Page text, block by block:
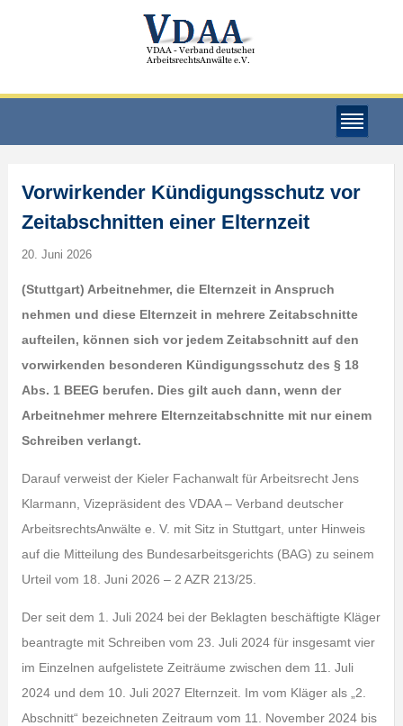
Vorwirkender Kündigungsschutz vor
Zeitabschnitten einer Elternzeit
20. Juni 2026
(Stuttgart) Arbeitnehmer, die Elternzeit in Anspruch
nehmen und diese Elternzeit in mehrere Zeitabschnitte
aufteilen, können sich vor jedem Zeitabschnitt auf den
vorwirkenden besonderen Kündigungsschutz des § 18
Abs. 1 BEEG berufen. Dies gilt auch dann, wenn der
Arbeitnehmer mehrere Elternzeitabschnitte mit nur einem
Schreiben verlangt.
Darauf verweist der Kieler Fachanwalt für Arbeitsrecht Jens
Klarmann, Vizepräsident des VDAA – Verband deutscher
ArbeitsrechtsAnwälte e. V. mit Sitz in Stuttgart, unter Hinweis
auf die Mitteilung des Bundesarbeitsgerichts (BAG) zu seinem
Urteil vom 18. Juni 2026 – 2 AZR 213/25.
Der seit dem 1. Juli 2024 bei der Beklagten beschäftigte Kläger
beantragte mit Schreiben vom 23. Juli 2024 für insgesamt vier
im Einzelnen aufgelistete Zeiträume zwischen dem 11. Juli
2024 und dem 10. Juli 2027 Elternzeit. Im vom Kläger als „2.
Abschnitt“ bezeichneten Zeitraum vom 11. November 2024 bis